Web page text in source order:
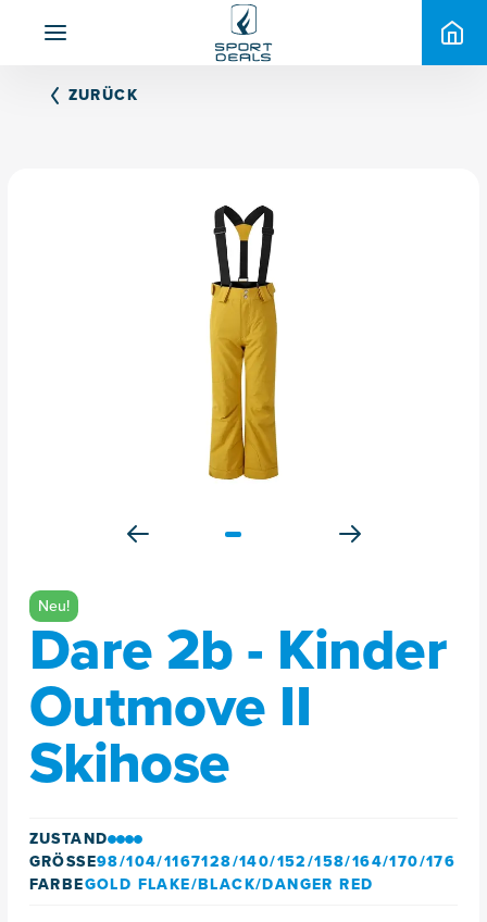
ZURÜCK
Neu!
Dare 2b - Kinder
Outmove II
Skihose
ZUSTAND
GRÖSSE98/104/1167128/140/152/158/164/170/176
FARBEGOLD FLAKE/BLACK/DANGER RED